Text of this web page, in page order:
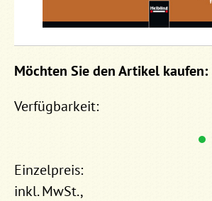
Möchten Sie den Artikel kaufen:
Verfügbarkeit:
Einzelpreis:
inkl. MwSt.,